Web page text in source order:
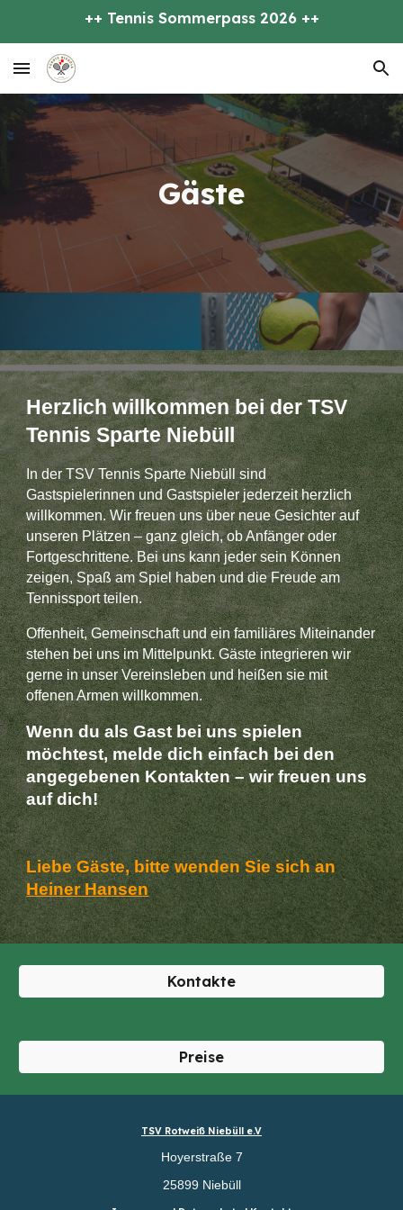
++ Tennis Sommerpass 2026 ++
Gäste
Herzlich willkommen bei der TSV
Tennis Sparte Niebüll
In der TSV Tennis Sparte Niebüll sind
Gastspielerinnen und Gastspieler jederzeit herzlich
willkommen. Wir freuen uns über neue Gesichter auf
unseren Plätzen – ganz gleich, ob Anfänger oder
Fortgeschrittene. Bei uns kann jeder sein Können
zeigen, Spaß am Spiel haben und die Freude am
Tennissport teilen.
Offenheit, Gemeinschaft und ein familiäres Miteinander
stehen bei uns im Mittelpunkt. Gäste integrieren wir
gerne in unser Vereinsleben und heißen sie mit
offenen Armen willkommen.
Wenn du als Gast bei uns spielen
möchtest, melde dich einfach bei den
angegebenen Kontakten – wir freuen uns
auf dich!
Liebe Gäste, bitte wenden Sie sich an
Heiner Hansen
Kontakte
Preise
TSV Rotweiß Niebüll e.V
Hoyerstraße 7
25899 Niebüll